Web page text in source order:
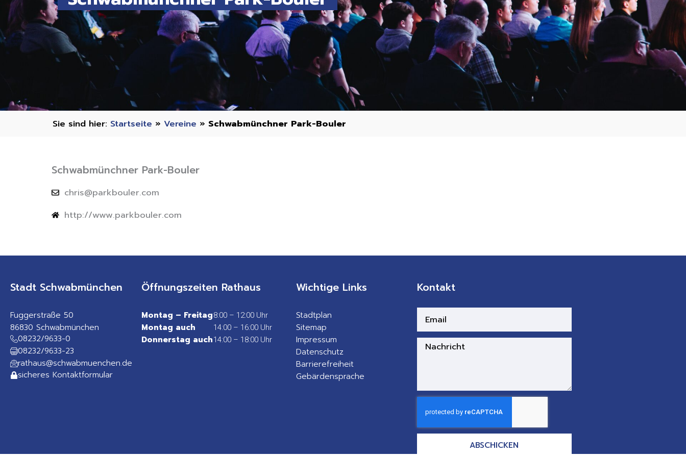
Startseite » Vereine » Schwabmünchner Park-Bouler
Schwabmünchner Park-Bouler
chris@parkbouler.com
http://www.parkbouler.com
Stadt Schwabmünchen
Fuggerstraße 50
86830 Schwabmünchen
08232/9633-0
08232/9633-23
rathaus@schwabmuenchen.de
sicheres Kontaktformular
Öffnungszeiten Rathaus
Montag – Freitag8:00 – 12:00 Uhr
Montag auch 14:00 – 16:00 Uhr
Donnerstag auch14:00 – 18:00 Uhr
Wichtige Links
Stadtplan
Sitemap
Impressum
Datenschutz
Barrierefreiheit
Gebärdensprache
Kontakt
ABSCHICKEN